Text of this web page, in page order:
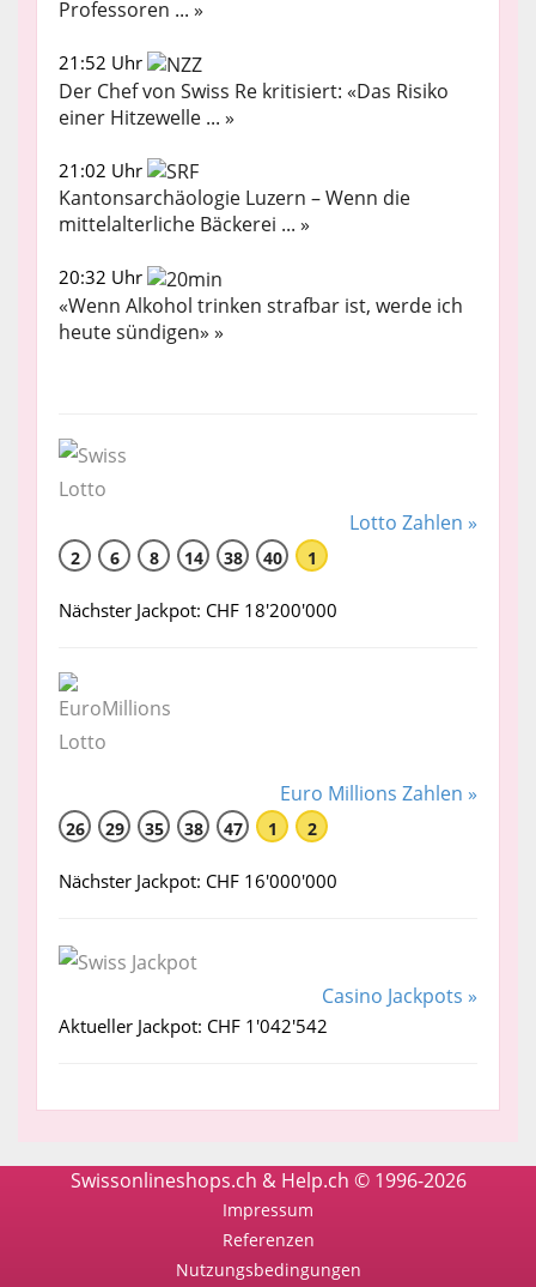
Professoren ... »
21:52 Uhr
Der Chef von Swiss Re kritisiert: «Das Risiko
einer Hitzewelle ... »
21:02 Uhr
Kantonsarchäologie Luzern – Wenn die
mittelalterliche Bäckerei ... »
20:32 Uhr
«Wenn Alkohol trinken strafbar ist, werde ich
heute sündigen» »
Lotto Zahlen »
2 6 8 14 38 40 1
Nächster Jackpot: CHF 18'200'000
Euro Millions Zahlen »
26 29 35 38 47 1 2
Nächster Jackpot: CHF 16'000'000
Casino Jackpots »
Aktueller Jackpot: CHF 1'042'542
Swissonlineshops.ch & Help.ch © 1996-2026
Impressum
Referenzen
Nutzungsbedingungen